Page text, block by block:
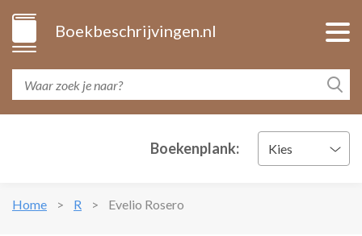
Boekbeschrijvingen.nl
Boekenplank: Kies
Home R Evelio Rosero